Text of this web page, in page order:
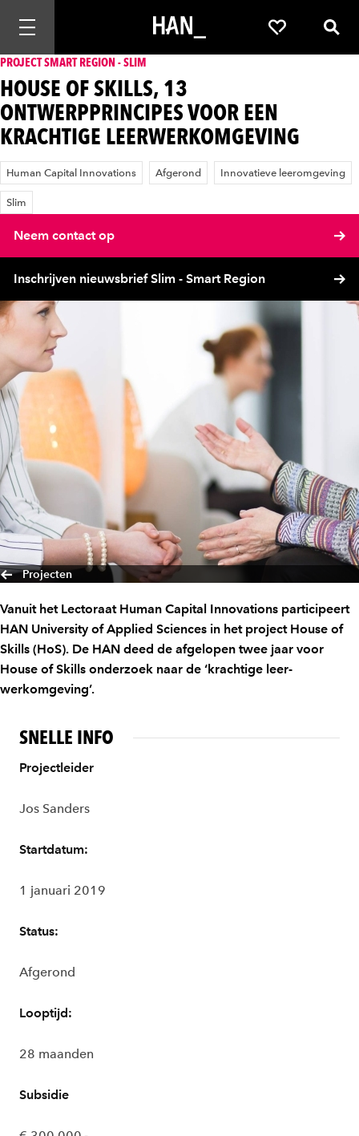
Mobiele navigatie openen Favorieten
PROJECT SMART REGION - SLIM
HOUSE OF SKILLS, 13
ONTWERPPRINCIPES VOOR EEN
KRACHTIGE LEERWERKOMGEVING
Human Capital Innovations Afgerond Innovatieve leeromgeving
Slim
Neem contact op
Inschrijven nieuwsbrief Slim - Smart Region
Projecten
Vanuit het Lectoraat Human Capital Innovations participeert
HAN University of Applied Sciences in het project House of
Skills (HoS). De HAN deed de afgelopen twee jaar voor
House of Skills onderzoek naar de ‘krachtige leer-
werkomgeving’.
SNELLE INFO
Projectleider
Jos Sanders
Startdatum:
1 januari 2019
Status:
Afgerond
Looptijd:
28 maanden
Subsidie